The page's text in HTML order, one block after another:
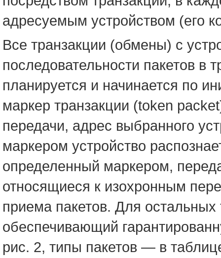
адресуемым устройством (его
Все транзакции (обмены) с
последовательности пакетов в
планируется и начинается по
маркер транзакции (token
передачи, адрес выбранного
маркером устройство
определенный маркером,
относящиеся к изохронным
приема пакетов. Для
обеспечивающий
рис. 2, типы пакетов — в